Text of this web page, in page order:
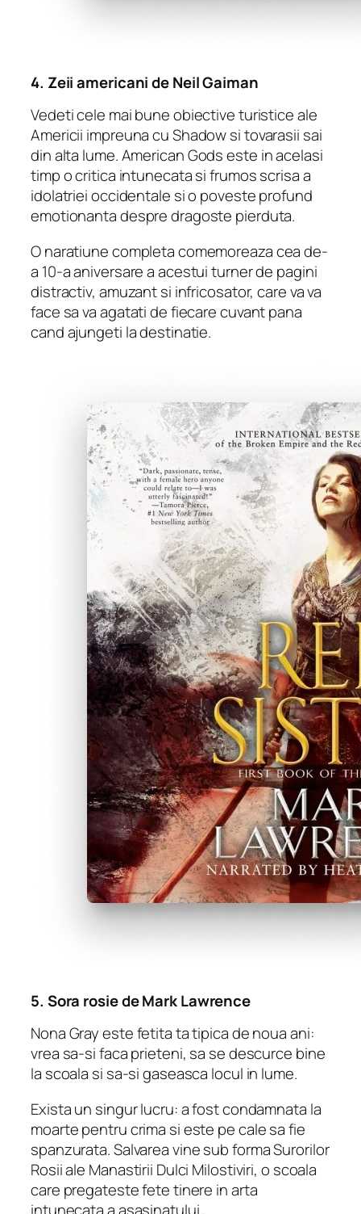
4. Zeii americanide Neil Gaiman
Vedeti cele mai bune obiective turistice ale
Americii impreuna cu Shadow si tovarasii sai
din alta lume.American Godseste in acelasi
timp o critica intunecata si frumos scrisa a
idolatriei occidentale si o poveste profund
emotionanta despre dragoste pierduta.
O naratiune completa comemoreaza cea de-
a 10-a aniversare a acestui turner de pagini
distractiv, amuzant si infricosator, care va va
face sa va agatati de fiecare cuvant pana
cand ajungeti la destinatie.
5. Sora rosiede Mark Lawrence
Nona Gray este fetita ta tipica de noua ani:
vrea sa-si faca prieteni, sa se descurce bine
la scoala si sa-si gaseasca locul in lume.
Exista un singur lucru: a fost condamnata la
moarte pentru crima si este pe cale sa fie
spanzurata. Salvarea vine sub forma Surorilor
Rosii ale Manastirii Dulci Milostiviri, o scoala
care pregateste fete tinere in arta
intunecata a asasinatului.